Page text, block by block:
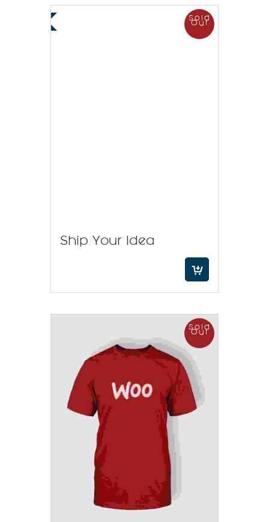
Sold
Out
Ship Your Idea
Sold
Out